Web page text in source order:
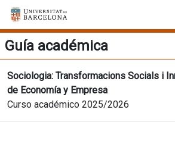
Guía académica
Sociologia: Transformacions Socials i
de Economía y Empresa
Curso académico 2025/2026